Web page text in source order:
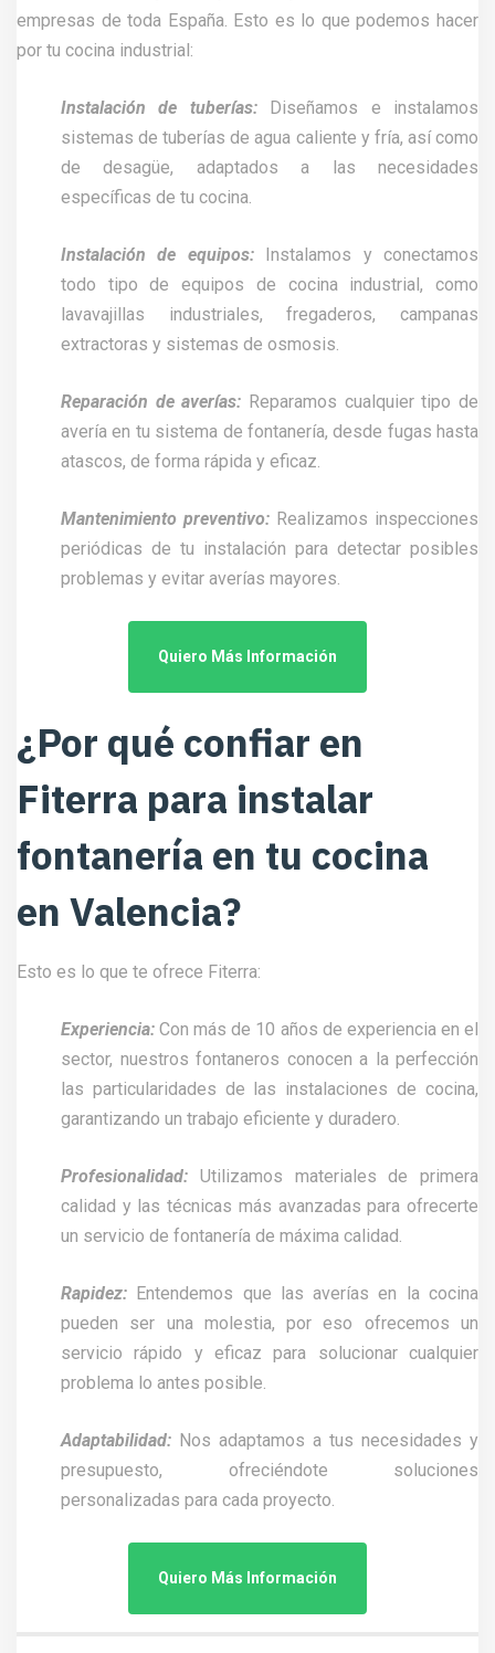
empresas de toda España. Esto es lo que podemos hacer
por tu cocina industrial:
Instalación de tuberías: Diseñamos e instalamos
sistemas de tuberías de agua caliente y fría, así como
de desagüe, adaptados a las necesidades
específicas de tu cocina.
Instalación de equipos: Instalamos y conectamos
todo tipo de equipos de cocina industrial, como
lavavajillas industriales, fregaderos, campanas
extractoras y sistemas de osmosis.
Reparación de averías: Reparamos cualquier tipo de
avería en tu sistema de fontanería, desde fugas hasta
atascos, de forma rápida y eficaz.
Mantenimiento preventivo: Realizamos inspecciones
periódicas de tu instalación para detectar posibles
problemas y evitar averías mayores.
Quiero Más Información
¿Por qué confiar en
Fiterra para instalar
fontanería en tu cocina
en Valencia?
Esto es lo que te ofrece Fiterra:
Experiencia: Con más de 10 años de experiencia en el
sector, nuestros fontaneros conocen a la perfección
las particularidades de las instalaciones de cocina,
garantizando un trabajo eficiente y duradero.
Profesionalidad: Utilizamos materiales de primera
calidad y las técnicas más avanzadas para ofrecerte
un servicio de fontanería de máxima calidad.
Rapidez: Entendemos que las averías en la cocina
pueden ser una molestia, por eso ofrecemos un
servicio rápido y eficaz para solucionar cualquier
problema lo antes posible.
Adaptabilidad: Nos adaptamos a tus necesidades y
presupuesto, ofreciéndote soluciones
personalizadas para cada proyecto.
Quiero Más Información